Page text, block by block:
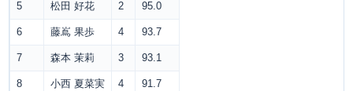
5 松田 好花 2 95.0
6 藤嶌 果歩 4 93.7
7 森本 茉莉 3 93.1
8 小西 夏菜実 4 91.7